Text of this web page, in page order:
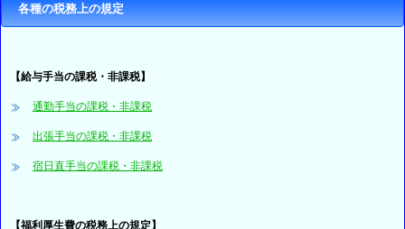
各種の税務上の規定
【給与手当の課税・非課税】
通勤手当の課税・非課税
出張手当の課税・非課税
宿日直手当の課税・非課税
【福利厚生費の税務上の規定】